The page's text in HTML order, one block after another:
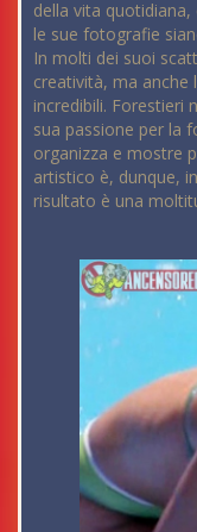
della vita
le sue fotografie
In molti dei suoi
creatività, ma anche
incredibili. Forestieri
sua passione per la
organizza e mostre
artistico è, dunque,
risultato è una